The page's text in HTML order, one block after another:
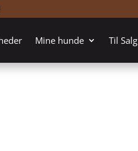
Mine hunde Til Salg